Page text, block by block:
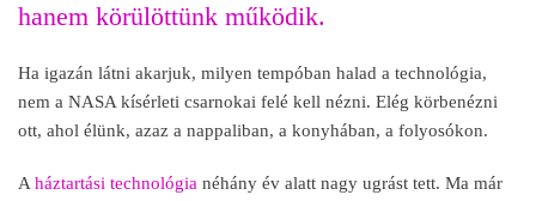
hanem körülöttünk működik.
Ha igazán látni akarjuk, milyen tempóban halad a technológia,
nem a NASA kísérleti csarnokai felé kell nézni. Elég körbenézni
ott, ahol élünk, azaz a nappaliban, a konyhában, a folyosókon.
A háztartási technológia néhány év alatt nagy ugrást tett. Ma már